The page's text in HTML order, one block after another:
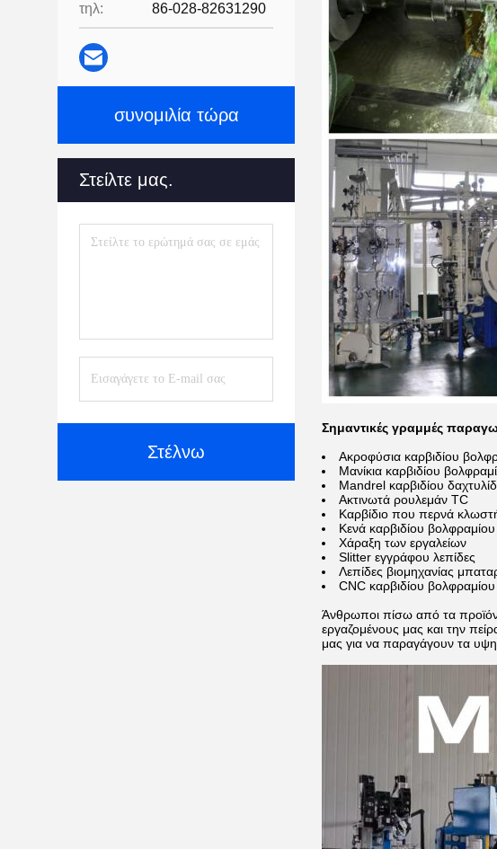
τηλ: 86-028-82631290
συνομιλία τώρα
Στείλτε μας.
Στέλνω
Σημαντικές γραμμές
Ακροφύσια καρβιδίου
Μανίκια καρβιδίου
Mandrel καρβιδίου
Ακτινωτά ρουλεμάν TC
Καρβίδιο που περνά
Κενά καρβιδίου βολφραμίου
Χάραξη των εργαλείων
Slitter εγγράφου λεπίδες
Λεπίδες βιομηχανίας
CNC καρβιδίου βολφραμίου
Άνθρωποι πίσω από τα
εργαζομένους μας και την
μας για να παραγάγουν τα